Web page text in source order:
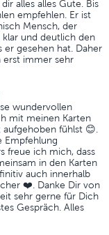
alles alles Gute. Bis
empfehlen. Er ist
Mensch, der
und deutlich den
er gesehen hat. Daher
erst immer sehr
wundervollen
mit meinen Karten
fühlst 😊.
Empfehlung
freue ich mich, dass
in den Karten
auch innerhalb
❤️. Danke Dir von
sehr gerne für Dich
Gespräch. Alles